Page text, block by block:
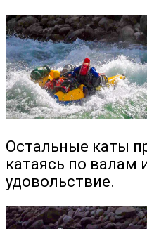
Остальные каты
катаясь по валам
удовольствие.